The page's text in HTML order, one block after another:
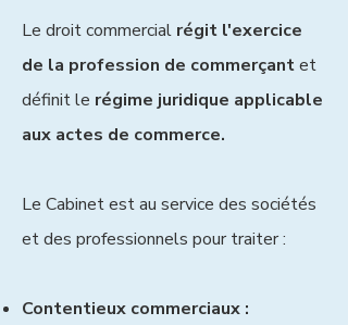
Le droit commercial régit l'exercice
de la profession de commerçantet
définit le régime juridique applicable
aux actes de commerce.
Le Cabinet est au service des sociétés
et des professionnels pour traiter :
Contentieux commerciaux :